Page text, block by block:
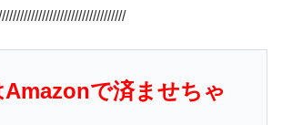
Amazonで済ませちゃ